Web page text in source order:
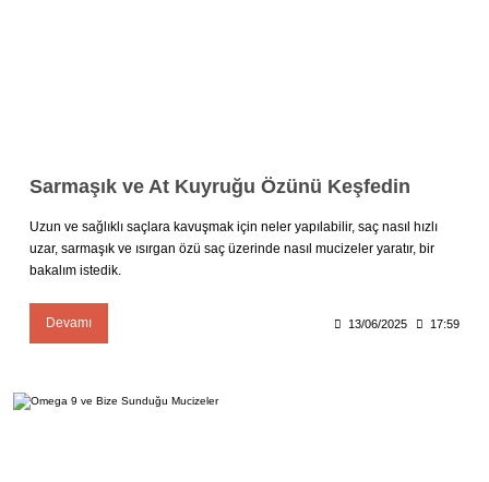
Sarmaşık ve At Kuyruğu Özünü Keşfedin
Uzun ve sağlıklı saçlara kavuşmak için neler yapılabilir, saç nasıl hızlı
uzar, sarmaşık ve ısırgan özü saç üzerinde nasıl mucizeler yaratır, bir
bakalım istedik.
Devamı 13/06/2025 17:59